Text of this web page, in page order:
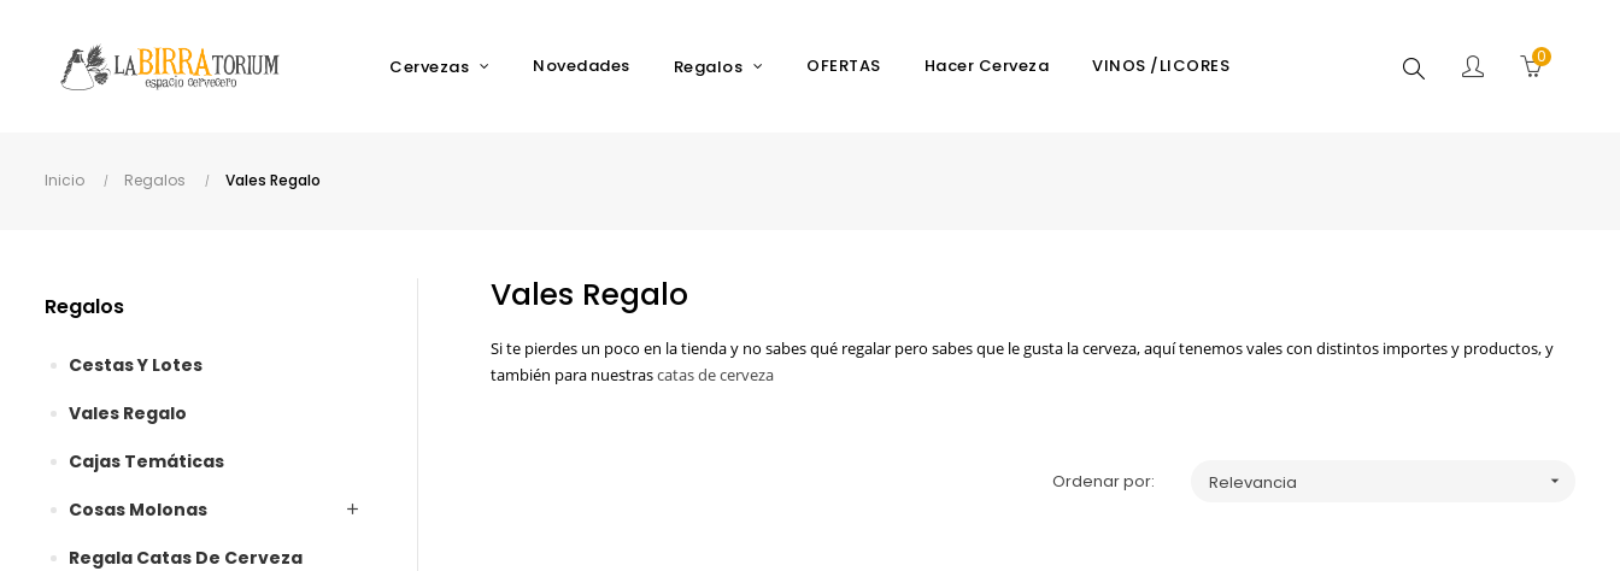
Cervezas Novedades Regalos OFERTAS Hacer Cerveza VINOS /LICORES Buscar 0
Inicio Regalos Vales Regalo
Regalos
Cestas Y Lotes
Vales Regalo
Cajas Temáticas
Cosas Molonas
Regala Catas De Cerveza
Vales Regalo
Si te pierdes un poco en la tienda y no sabes qué regalar pero sabes que le gusta la cerveza, aquí tenemos vales con distintos importes y productos, y
también para nuestrascatas de cerveza
Ordenar por: Relevancia 